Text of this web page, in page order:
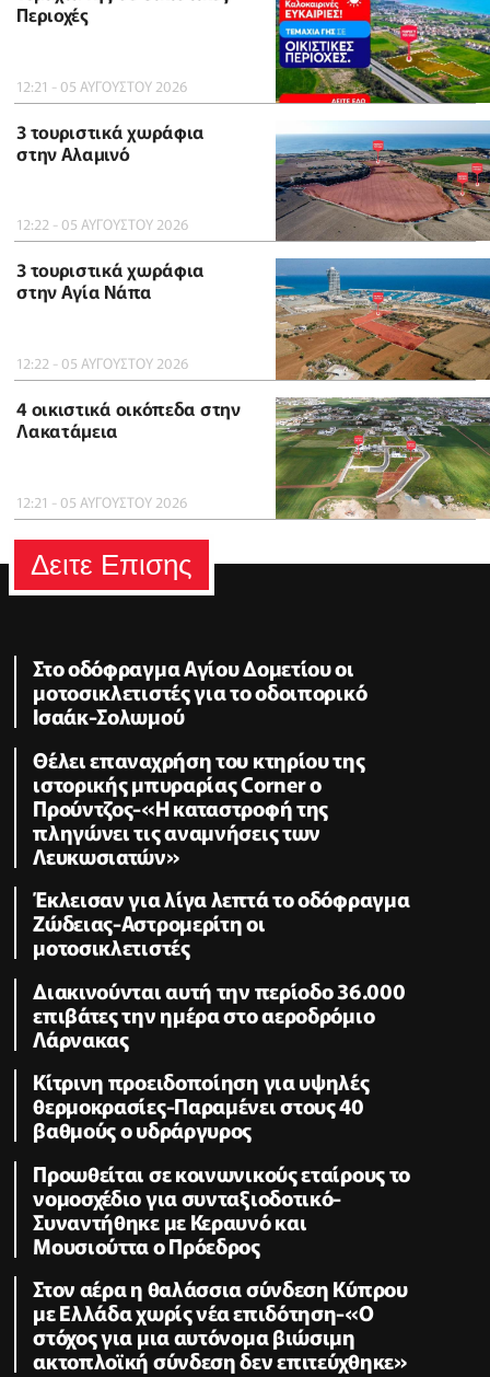
Περιοχές
12:21 - 05 ΑΥΓΟΥΣΤΟΥ 2026
3 τουριστικά χωράφια
στην Αλαμινό
12:22 - 05 ΑΥΓΟΥΣΤΟΥ 2026
3 τουριστικά χωράφια
στην Αγία Νάπα
12:22 - 05 ΑΥΓΟΥΣΤΟΥ 2026
4 οικιστικά οικόπεδα στην
Λακατάμεια
12:21 - 05 ΑΥΓΟΥΣΤΟΥ 2026
Δειτε Επισης
Στο οδόφραγμα Αγίου Δομετίου οι
μοτοσικλετιστές για το οδοιπορικό
Ισαάκ-Σολωμού
Θέλει επαναχρήση του κτηρίου της
ιστορικής μπυραρίας Corner ο
Προύντζος-«Η καταστροφή της
πληγώνει τις αναμνήσεις των
Λευκωσιατών»
Έκλεισαν για λίγα λεπτά το οδόφραγμα
Ζώδειας-Αστρομερίτη οι
μοτοσικλετιστές
Διακινούνται αυτή την περίοδο 36.000
επιβάτες την ημέρα στο αεροδρόμιο
Λάρνακας
Κίτρινη προειδοποίηση για υψηλές
θερμοκρασίες-Παραμένει στους 40
βαθμούς ο υδράργυρος
Προωθείται σε κοινωνικούς εταίρους το
νομοσχέδιο για συνταξιοδοτικό-
Συναντήθηκε με Κεραυνό και
Μουσιούττα ο Πρόεδρος
Στον αέρα η θαλάσσια σύνδεση Κύπρου
με Ελλάδα χωρίς νέα επιδότηση-«Ο
στόχος για μια αυτόνομα βιώσιμη
ακτοπλοϊκή σύνδεση δεν επιτεύχθηκε»